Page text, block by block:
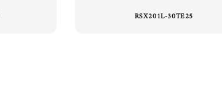
RSX201L-30TE25